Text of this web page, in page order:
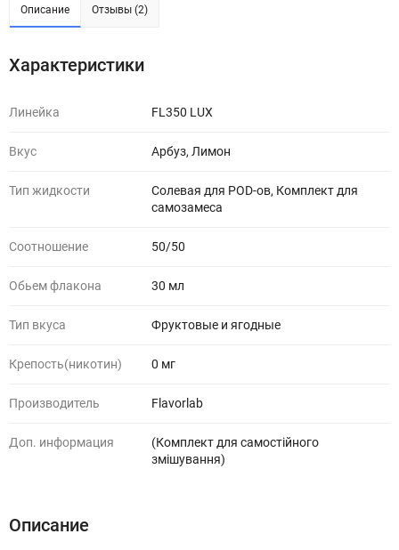
Описание Отзывы (2)
Характеристики
Линейка FL350 LUX
Вкус Арбуз, Лимон
Тип жидкости
Солевая для POD-ов, Комплект для
самозамеса
Соотношение 50/50
Обьем флакона 30 мл
Тип вкуса Фруктовые и ягодные
Крепость(никотин) 0 мг
Производитель Flavorlab
Доп. информация
(Комплект для самостійного
змішування)
Описание